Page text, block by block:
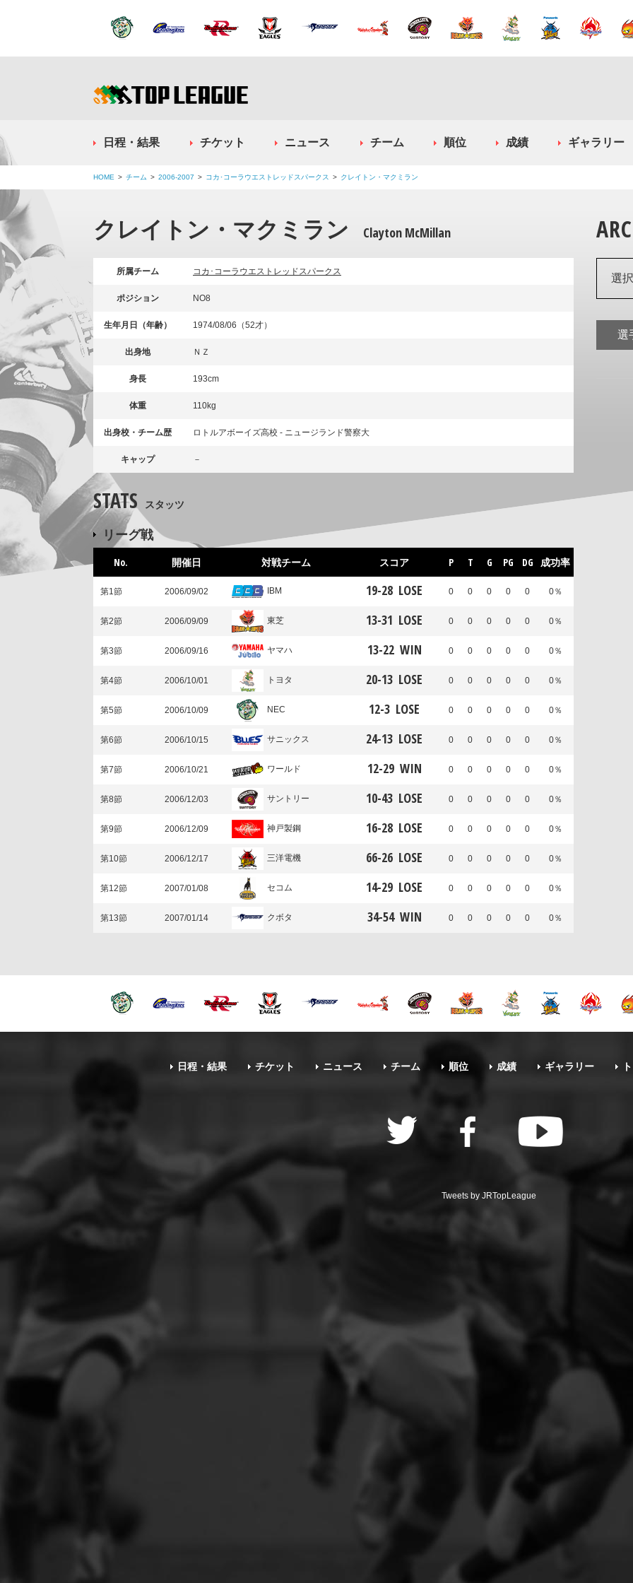
日程・結果 チケット ニュース チーム 順位 成績 ギャラリー
HOME チーム 2006-2007 コカ･コーラウエストレッドスパークス クレイトン・マクミラン
クレイトン・マクミラン Clayton McMillan
所属チーム コカ･コーラウエストレッドスパークス
ポジション NO8
生年月日（年齢） 1974/08/06（52才）
出身地 ＮＺ
身長 193cm
体重 110kg
出身校・チーム歴 ロトルアボーイズ高校 - ニュージランド警察大
キャップ －
STATS スタッツ
リーグ戦
No. 開催日 対戦チーム スコア P T G PG DG 成功率
第1節 2006/09/02 IBM 19-28 LOSE 0 0 0 0 0 0％
第2節 2006/09/09 東芝 13-31 LOSE 0 0 0 0 0 0％
第3節 2006/09/16 ヤマハ 13-22 WIN 0 0 0 0 0 0％
第4節 2006/10/01 トヨタ 20-13 LOSE 0 0 0 0 0 0％
第5節 2006/10/09 NEC 12-3 LOSE 0 0 0 0 0 0％
第6節 2006/10/15 サニックス 24-13 LOSE 0 0 0 0 0 0％
第7節 2006/10/21 ワールド 12-29 WIN 0 0 0 0 0 0％
第8節 2006/12/03 サントリー 10-43 LOSE 0 0 0 0 0 0％
第9節 2006/12/09 神戸製鋼 16-28 LOSE 0 0 0 0 0 0％
第10節 2006/12/17 三洋電機 66-26 LOSE 0 0 0 0 0 0％
第12節 2007/01/08 セコム 14-29 LOSE 0 0 0 0 0 0％
第13節 2007/01/14 クボタ 34-54 WIN 0 0 0 0 0 0％
選
選
日程・結果 チケット ニュース チーム 順位 成績 ギャラリー
Tweets by JRTopLeague